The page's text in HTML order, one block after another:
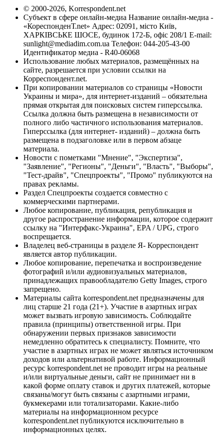
© 2000-2026, Korrespondent.net
Субъект в сфере онлайн-медиа Название онлайн-медиа -
«КореспонденТ.net» Адрес: 02091, місто Київ,
ХАРКІВСЬКЕ ШОСЕ, будинок 172-Б, офіс 208/1 E-mail:
sunlight@mediadim.com.ua Телефон: 044-205-43-00
Идентификатор медиа - R40-06068
Использование любых материалов, размещённых на
сайте, разрешается при условии ссылки на
Корреспондент.net.
При копировании материалов со страницы «Новости
Украины и мира», для интернет-изданий – обязательна
прямая открытая для поисковых систем гиперссылка.
Ссылка должна быть размещена в независимости от
полного либо частичного использования материалов.
Гиперссылка (для интернет- изданий) – должна быть
размещена в подзаголовке или в первом абзаце
материала.
Новости с пометками "Мнение", "Экспертиза",
"Заявление", "Регионы", "Деньги", "Власть", "Выборы",
"Тест-драйв", "Спецпроекты", "Промо" публикуются на
правах рекламы.
Раздел Спецпроекты создается совместно с
коммерческими партнерами.
Любое копирование, публикация, републикация и
другое распространение информации, которое содержит
ссылку на "Интерфакс-Украина", EPA / UPG, строго
воспрещается.
Владелец веб-страницы в разделе Я- Корреспондент
является автор публикации.
Любое копирование, перепечатка и воспроизведение
фотографий и/или аудиовизуальных материалов,
принадлежащих правообладателю Getty Images, строго
запрещено.
Материалы сайта korrespondent.net предназначены для
лиц старше 21 года (21+). Участие в азартных играх
может вызвать игровую зависимость. Соблюдайте
правила (принципы) ответственной игры. При
обнаружении первых признаков зависимости
немедленно обратитесь к специалисту. Помните, что
участие в азартных играх не может являться источником
доходов или альтернативой работе. Информационный
ресурс korrespondent.net не проводит игры на реальные
и/или виртуальные деньги, сайт не принимает ни в
какой форме оплату ставок и других платежей, которые
связаны/могут быть связаны с азартными играми,
букмекерами или тотализаторами. Какие-либо
материалы на информационном ресурсе
korrespondent.net публикуются исключительно в
информационных целях.